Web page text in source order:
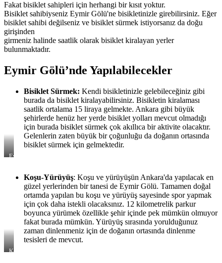
Görüntü
Fakat bisiklet sahipleri için herhangi bir kısıt yoktur.
Bisiklet sahibiyseniz Eymir Gölü'ne bisikletinizle girebilirsiniz. Eğer
bisiklet sahibi değilseniz ve bisiklet sürmek istiyorsanız da doğu
girişinden
girmeniz halinde saatlik olarak bisiklet kiralayan yerler
bulunmaktadır.
Eymir Gölü’nde Yapılabilecekler
Bisiklet Sürmek: Kendi bisikletinizle gelebileceğiniz gibi
burada da bisiklet kiralayabilirsiniz. Bisikletin kiralaması
saatlik ortalama 15 liraya gelmekte. Ankara gibi büyük
şehirlerde henüz her yerde bisiklet yolları mevcut olmadığı
için burada bisiklet sürmek çok akıllıca bir aktivite olacaktır.
Gelenlerin zaten büyük bir çoğunluğu da doğanın ortasında
bisiklet sürmek için gelmektedir.
Eymir
Turu
Koşu-Yürüyüş: Koşu ve yürüyüşün Ankara'da yapılacak en
güzel yerlerinden bir tanesi de Eymir Gölü. Tamamen doğal
ortamda yapılan bu koşu ve yürüyüş sayesinde spor yapmak
için çok daha istekli olacaksınız. 12 kilometrelik parkur
boyunca yürümek özellikle şehir içinde pek mümkün olmuyor
fakat burada mümkün. Yürüyüş sırasında yorulduğunuz
zaman dinlenmeniz için de doğanın ortasında dinlenme
tesisleri de mevcut.
Koşu